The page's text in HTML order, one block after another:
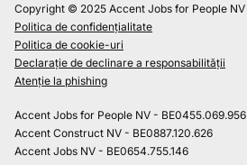
Copyright © 2025 Accent Jobs for People NV
Politica de confidențialitate
Politica de cookie-uri
Declarație de declinare a responsabilității
Atenție la phishing
Accent Jobs for People NV - BE0455.069.956
Accent Construct NV - BE0887.120.626
Accent Jobs NV - BE0654.755.146